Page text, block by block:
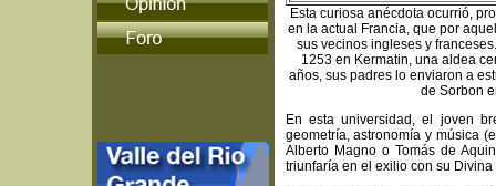
Esta curiosa anécdota ocurrió,
en la actual Francia, que por
sus vecinos ingleses y
1253 en Kermatin, una aldea
años, sus padres lo enviaron a
de Sorbon
En esta universidad, el joven
geometría, astronomía y música
Alberto Magno o Tomás de
triunfaría en el exilio con su